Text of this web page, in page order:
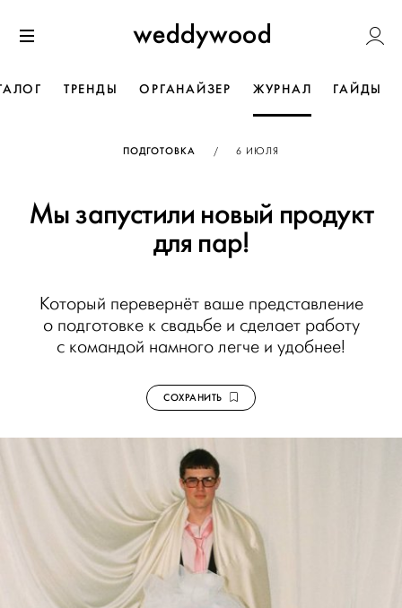
к содержанию
Weddywood
ТРЕНДЫ ОРГАНАЙЗЕР ЖУРНАЛ ГАЙДЫ
ПОДГОТОВКА / ОПУБЛИКОВАНО
6 ИЮЛЯ
Мы запустили новый продукт
для пар!
Который перевернёт ваше представление
о подготовке к свадьбе и сделает работу
с командой намного легче и удобнее!
СОХРАНИТЬ